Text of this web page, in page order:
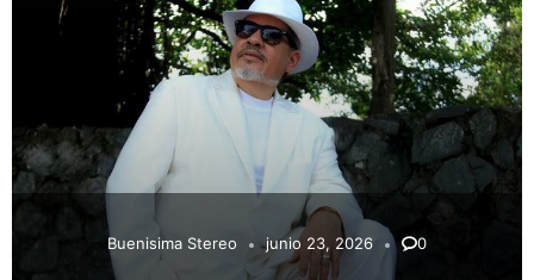
Buenisima Stereo junio 23, 2026 0